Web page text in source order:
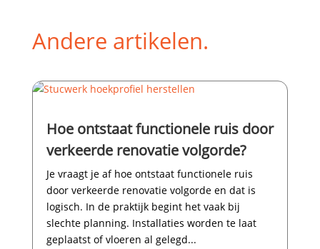
Andere artikelen.
Hoe ontstaat functionele ruis door
verkeerde renovatie volgorde?
Je vraagt je af hoe ontstaat functionele ruis
door verkeerde renovatie volgorde en dat is
logisch.​ In de praktijk begint het vaak bij
slechte planning.​ Installaties worden te laat
geplaatst of vloeren al gelegd...